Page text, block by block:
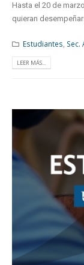
Hasta el 20 de
quieran
Estudiantes Sec.
LEER MÁS...